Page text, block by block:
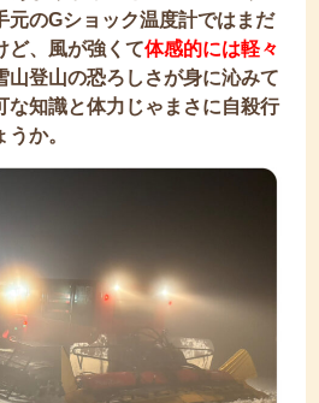
元のGショック温度計ではまだ
ど、風が強くて体感的には軽々
山登山の恐ろしさが身に沁みて
な知識と体力じゃまさに自殺行
か。